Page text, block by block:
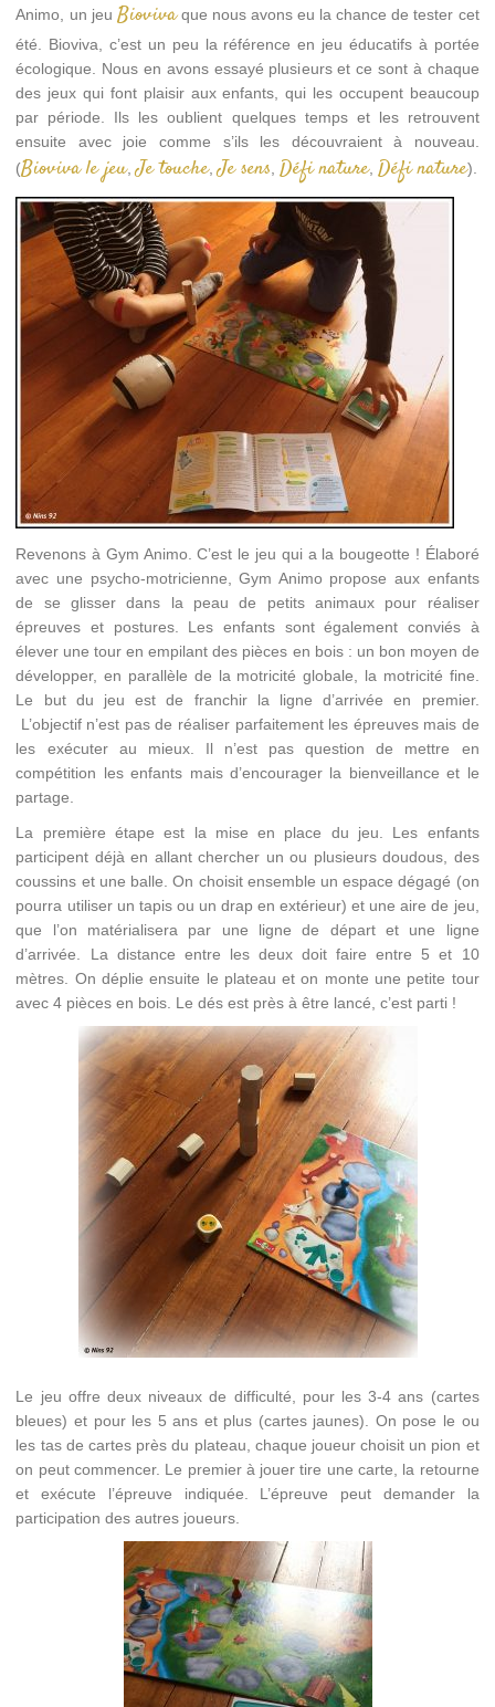
Animo, un jeu Biovivaque nous avons eu la chance de tester cet
été. Bioviva, c’est un peu la référence en jeu éducatifs à portée
écologique. Nous en avons essayé plusieurs et ce sont à chaque
des jeux qui font plaisir aux enfants, qui les occupent beaucoup
par période. Ils les oublient quelques temps et les retrouvent
ensuite avec joie comme s’ils les découvraient à nouveau.
(Bioviva le jeu,Je touche,Je sens Défi nature, Défi nature).
Revenons à Gym Animo. C’est le jeu qui a la bougeotte ! Élaboré
avec une psycho-motricienne, Gym Animo propose aux enfants
de se glisser dans la peau de petits animaux pour réaliser
épreuves et postures. Les enfants sont également conviés à
élever une tour en empilant des pièces en bois : un bon moyen de
développer, en parallèle de la motricité globale, la motricité fine.
Le but du jeu est de franchir la ligne d’arrivée en premier.
L’objectif n’est pas de réaliser parfaitement les épreuves mais de
les exécuter au mieux. Il n’est pas question de mettre en
compétition les enfants mais d’encourager la bienveillance et le
partage.
La première étape est la mise en place du jeu. Les enfants
participent déjà en allant chercher un ou plusieurs doudous, des
coussins et une balle. On choisit ensemble un espace dégagé (on
pourra utiliser un tapis ou un drap en extérieur) et une aire de jeu,
que l’on matérialisera par une ligne de départ et une ligne
d’arrivée. La distance entre les deux doit faire entre 5 et 10
mètres. On déplie ensuite le plateau et on monte une petite tour
avec 4 pièces en bois. Le dés est près à être lancé, c’est parti !
Le jeu offre deux niveaux de difficulté, pour les 3-4 ans (cartes
bleues) et pour les 5 ans et plus (cartes jaunes). On pose le ou
les tas de cartes près du plateau, chaque joueur choisit un pion et
on peut commencer. Le premier à jouer tire une carte, la retourne
et exécute l’épreuve indiquée. L’épreuve peut demander la
participation des autres joueurs.